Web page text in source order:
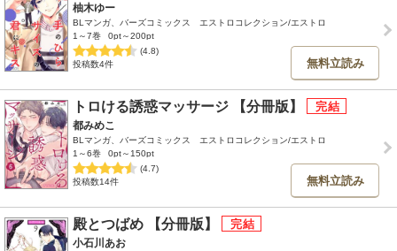
柚木ゆー
BLマンガ、バーズコミックス エストロコレクション/エストロ
1～7巻
0pt～200pt
(4.8)
投稿数4件
無料立読み
トロける誘惑マッサージ 【分冊版】
都みめこ
BLマンガ、バーズコミックス エストロコレクション/エストロ
1～6巻
0pt～150pt
(4.7)
投稿数14件
無料立読み
殿とつばめ 【分冊版】
小石川あお